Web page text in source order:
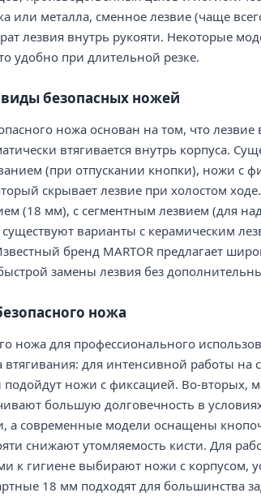
или металла, сменное лезвие (чаще
лезвия внутрь рукояти. Некоторые
удобно при длительной резке.
безопасных ножей
ножа основан на том, что
втягивается внутрь корпуса.
(при отпускании кнопки), ножи с
скрывает лезвие при холостом
(18 мм), с сегментным лезвием (для
варианты с керамическим
бренд MARTOR предлагает
замены лезвия без
ножа
ножа для профессионального
для интенсивной работы на
подойдут ножи с фиксацией. Во-вторых,
большую долговечность в
а современные модели оснащены
снижают утомляемость кисти. Для
к гигиене выбирают ножи с
18 мм подходят для большинства